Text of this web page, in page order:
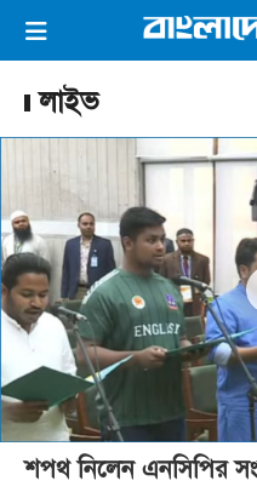
ভিডিও ই-পেপার
প্রচ্ছদ
সর্বশেষ
সব বিভাগ
কনভার্টার
লাইভ
শপথ নিলেন এনসিপির